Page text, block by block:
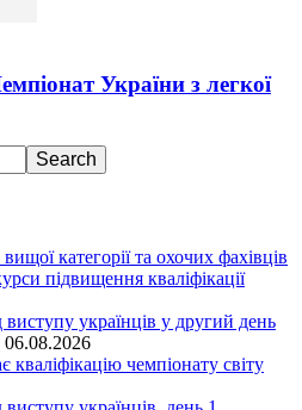
України з легкої
категорії та охочих фахівців
підвищення кваліфікації
українців у другий день
06.08.2026
кваліфікацію чемпіонату світу